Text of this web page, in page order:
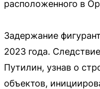
расположенного в
Задержание
2023 года.
Путилин, узнав о
объектов,